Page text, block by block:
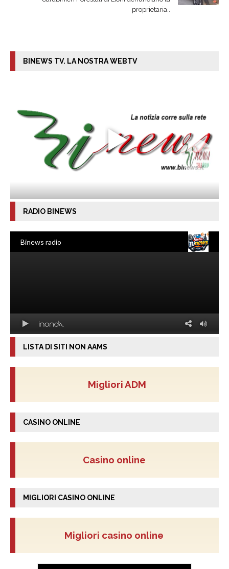
proprietaria..
BINEWS TV. LA NOSTRA WEBTV
RADIO BINEWS
LISTA DI SITI NON AAMS
Migliori ADM
CASINO ONLINE
Casino online
MIGLIORI CASINO ONLINE
Migliori casino online